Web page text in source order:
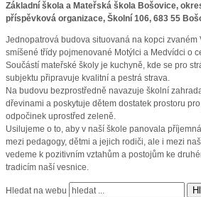
Základní škola a Mateřská škola Bošovice,
příspěvková organizace, Školní 106, 683 55
Jednopatrová budova situovaná na kopci zvaném
smíšené třídy pojmenované Motýlci a Medvídci o
Součástí mateřské školy je kuchyně, kde se pro
subjektu připravuje kvalitní a pestrá strava.
Na budovu bezprostředně navazuje školní
dřevinami a poskytuje dětem dostatek prostoru
odpočinek uprostřed zeleně.
Usilujeme o to, aby v naší škole panovala
mezi pedagogy, dětmi a jejich rodiči, ale i mezi
vedeme k pozitivním vztahům a postojům ke
tradicím naší vesnice.
Hledat na webu